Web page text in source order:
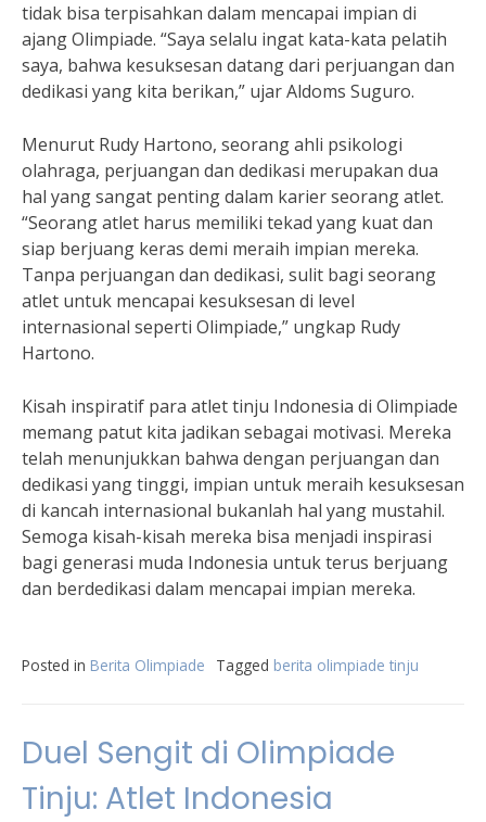
tidak bisa terpisahkan dalam mencapai impian di
ajang Olimpiade. “Saya selalu ingat kata-kata pelatih
saya, bahwa kesuksesan datang dari perjuangan dan
dedikasi yang kita berikan,” ujar Aldoms Suguro.
Menurut Rudy Hartono, seorang ahli psikologi
olahraga, perjuangan dan dedikasi merupakan dua
hal yang sangat penting dalam karier seorang atlet.
“Seorang atlet harus memiliki tekad yang kuat dan
siap berjuang keras demi meraih impian mereka.
Tanpa perjuangan dan dedikasi, sulit bagi seorang
atlet untuk mencapai kesuksesan di level
internasional seperti Olimpiade,” ungkap Rudy
Hartono.
Kisah inspiratif para atlet tinju Indonesia di Olimpiade
memang patut kita jadikan sebagai motivasi. Mereka
telah menunjukkan bahwa dengan perjuangan dan
dedikasi yang tinggi, impian untuk meraih kesuksesan
di kancah internasional bukanlah hal yang mustahil.
Semoga kisah-kisah mereka bisa menjadi inspirasi
bagi generasi muda Indonesia untuk terus berjuang
dan berdedikasi dalam mencapai impian mereka.
Posted in Berita Olimpiade Tagged berita olimpiade tinju
Duel Sengit di Olimpiade
Tinju: Atlet Indonesia